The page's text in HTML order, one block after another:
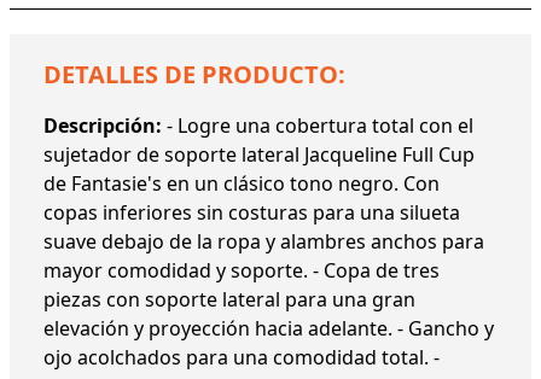
DETALLES DE PRODUCTO:
Descripción: - Logre una cobertura total con el
sujetador de soporte lateral Jacqueline Full Cup
de Fantasie's en un clásico tono negro. Con
copas inferiores sin costuras para una silueta
suave debajo de la ropa y alambres anchos para
mayor comodidad y soporte. - Copa de tres
piezas con soporte lateral para una gran
elevación y proyección hacia adelante. - Gancho y
ojo acolchados para una comodidad total. -